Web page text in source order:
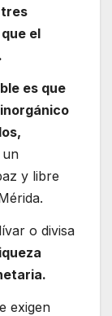
tres
el
es que
un
y libre
o divisa
exigen